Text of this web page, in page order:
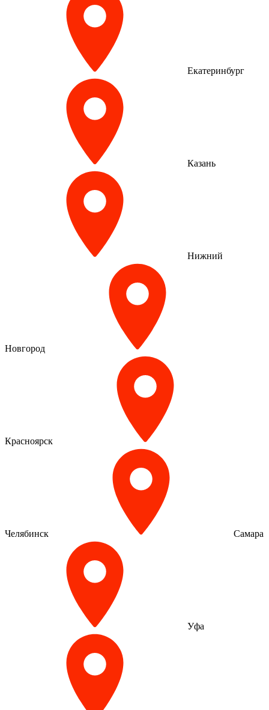
Екатеринбург
Казань
Нижний
Новгород
Красноярск
Челябинск Самара
Уфа